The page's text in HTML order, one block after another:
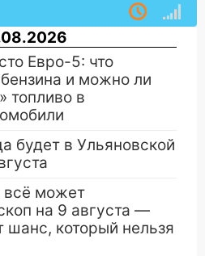
Евро-5: что
и можно ли
топливо в
будет в Ульяновской
всё может
на 9 августа —
шанс, который нельзя